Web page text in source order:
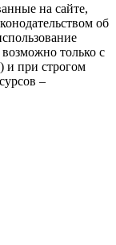
на сайте,
об
только с
и при строгом
–